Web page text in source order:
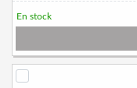
En stock